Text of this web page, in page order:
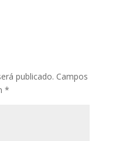
publicado. Campos
*